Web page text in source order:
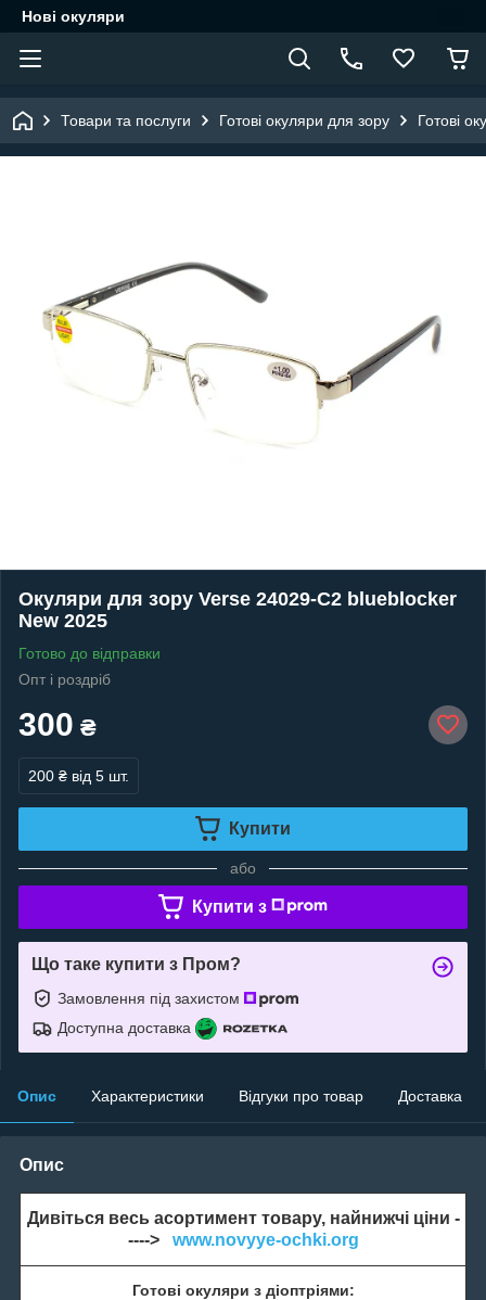
Нові окуляри
Товари та послуги Готові окуляри для зору Готові
Окуляри для зору Verse 24029-C2 blueblocker
New 2025
Готово до відправки
Опт і роздріб
300 ₴
200 ₴ від 5 шт.
Купити
або
Купити з
Що таке купити з Пром?
Замовлення під захистом
Доступна доставка
Опис Характеристики Відгуки про товар Доставка
Опис
Дивіться весь асортимент товару, найнижчі ціни -
----> www.novyye-ochki.org
Готові окуляри з діоптріями: